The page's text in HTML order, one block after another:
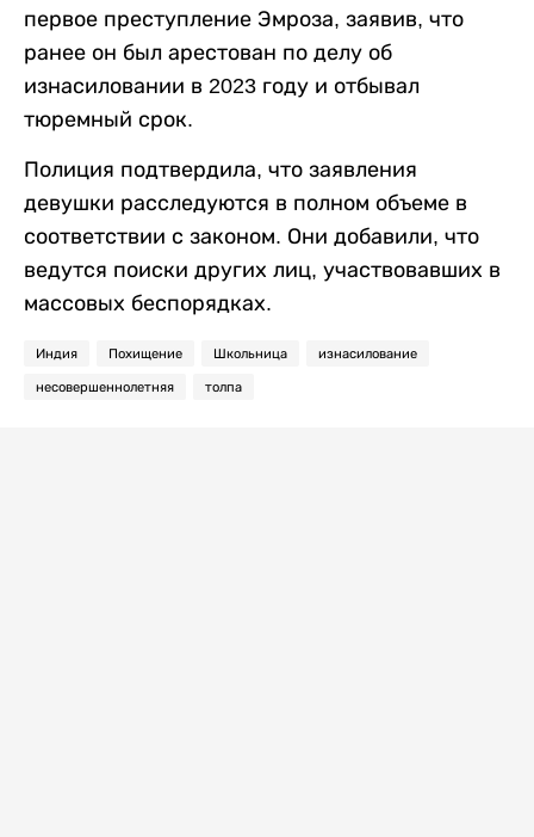
первое преступление Эмроза, заявив, что
ранее он был арестован по делу об
изнасиловании в 2023 году и отбывал
тюремный срок.
Полиция подтвердила, что заявления
девушки расследуются в полном объеме в
соответствии с законом. Они добавили, что
ведутся поиски других лиц, участвовавших в
массовых беспорядках.
Индия Похищение Школьница изнасилование
несовершеннолетняя толпа